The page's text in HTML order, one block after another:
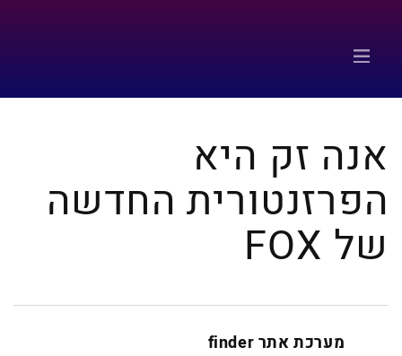
אנה זק היא
הפרזנטורית החדשה
של FOX
מערכת אתר finder